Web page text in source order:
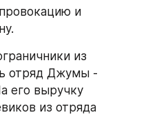
и
из
отряд Джумы -
его выручку
из отряда